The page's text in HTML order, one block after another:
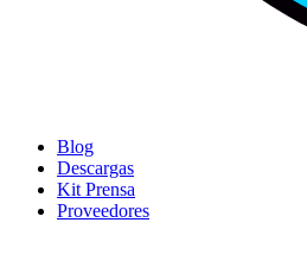
Blog
Descargas
Kit Prensa
Proveedores